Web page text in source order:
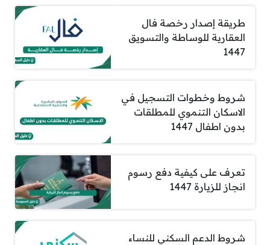
طريقة إصدار رخصة فال
العقارية للوساطة والتسويق
1447
شروط وخطوات التسجيل في
الاسكان التنموي للمطلقات
بدون اطفال 1447
تعرف على كيفية دفع رسوم
انجاز للزيارة 1447
شروط الدعم السكني للنساء